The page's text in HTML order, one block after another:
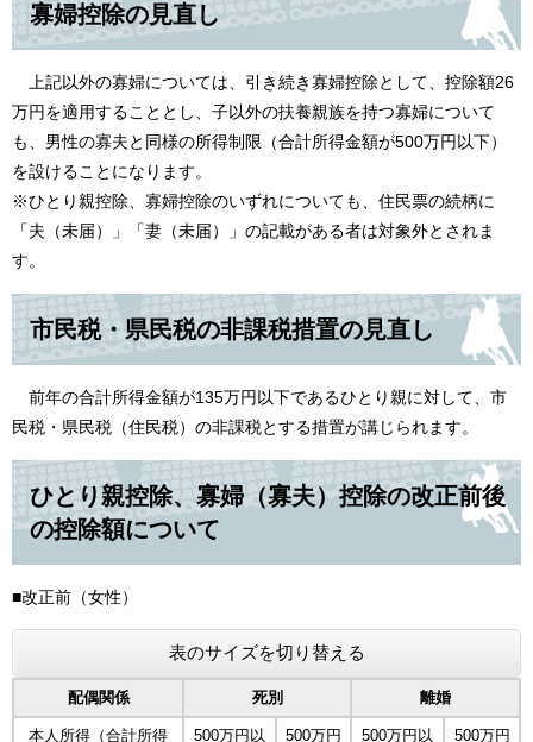
寡婦控除の見直し
上記以外の寡婦については、引き続き寡婦控除として、控除額26
万円を適用することとし、子以外の扶養親族を持つ寡婦について
も、男性の寡夫と同様の所得制限（合計所得金額が500万円以下）
を設けることになります。
※ひとり親控除、寡婦控除のいずれについても、住民票の続柄に
「夫（未届）」「妻（未届）」の記載がある者は対象外とされま
す。
市民税・県民税の非課税措置の見直し
前年の合計所得金額が135万円以下であるひとり親に対して、市
民税・県民税（住民税）の非課税とする措置が講じられます。
ひとり親控除、寡婦（寡夫）控除の改正前後
の控除額について
■改正前（女性）
表のサイズを切り替える
配偶関係 死別 離婚
本人所得（合計所得
500万円以
500万円
500万円以
500万円